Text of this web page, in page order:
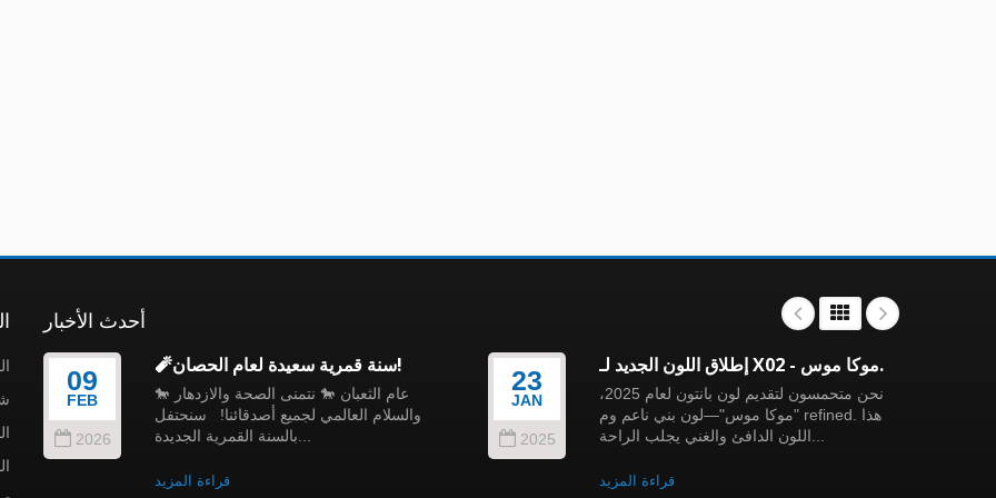
أحدث الأخبار
09
FEB
2026
🧨سنة قمرية سعيدة لعام الحصان!
🐎 عام الثعبان 🐎 نتمنى الصحة والازدهار
والسلام العالمي لجميع أصدقائنا! سنحتفل
بالسنة القمرية الجديدة...
قراءة المزيد
23
JAN
2025
إطلاق اللون الجديد لـ X02 - موكا موس.
نحن متحمسون لتقديم لون بانتون لعام 2025،
"موكا موس"—لون بني ناعم وم refined. هذا
اللون الدافئ والغني يجلب الراحة...
قراءة المزيد